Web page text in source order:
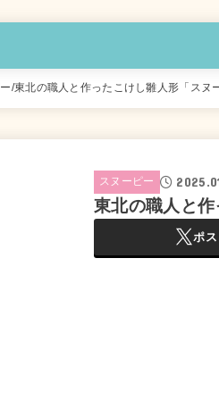
東北の職人と作ったこけし雛人形「スヌ
スヌーピー
東北の職人と作
ポス